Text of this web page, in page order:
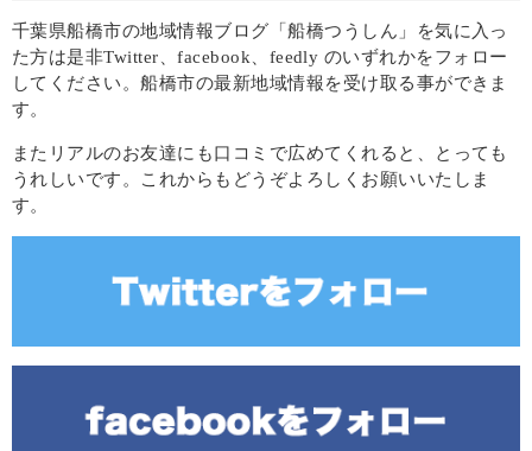
千葉県船橋市の地域情報ブログ「船橋つうしん」を気に入っ
た方は是非Twitter、facebook、feedly のいずれかをフォロー
してください。船橋市の最新地域情報を受け取る事ができま
す。
またリアルのお友達にも口コミで広めてくれると、とっても
うれしいです。これからもどうぞよろしくお願いいたしま
す。